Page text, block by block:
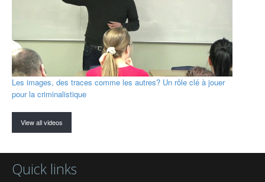
Les images, des traces comme les autres? Un rôle clé à jouer
pour la criminalistique
View all videos
Quick links